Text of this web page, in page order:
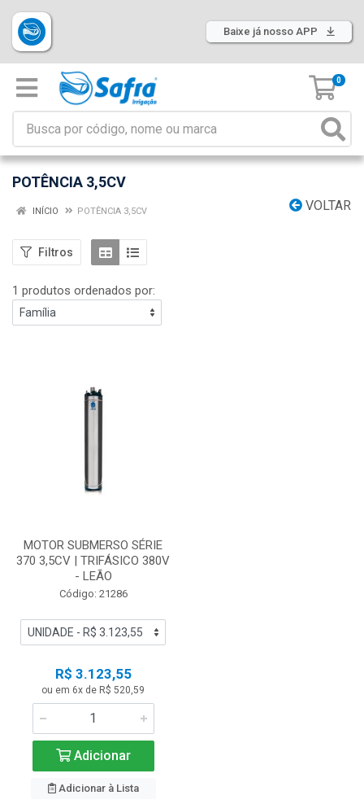
Baixe já nosso APP
0
POTÊNCIA 3,5CV
VOLTAR
INÍCIO POTÊNCIA 3,5CV
Filtros
1 produtos ordenados por:
MOTOR SUBMERSO SÉRIE
370 3,5CV | TRIFÁSICO 380V
- LEÃO
Código: 21286
R$ 3.123,55
ou em 6x de R$ 520,59
Adicionar
Adicionar à Lista